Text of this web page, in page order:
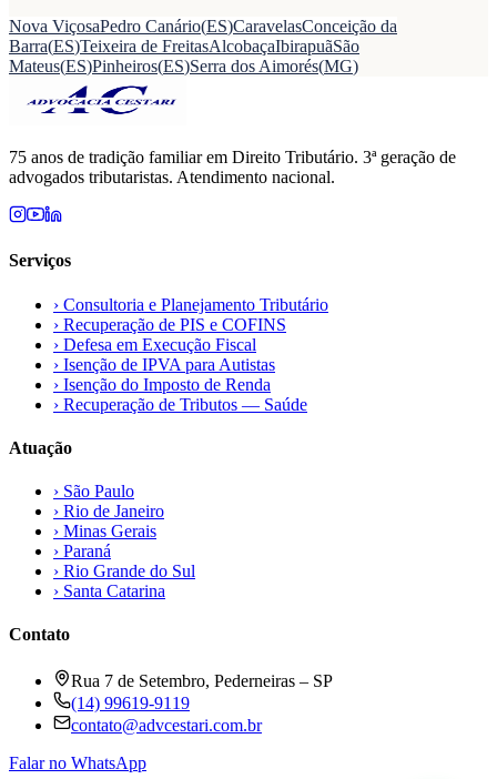
Nova ViçosaPedro Canário(ES)CaravelasConceição da
Barra(ES)Teixeira de FreitasAlcobaçaIbirapuãSão
Mateus(ES)Pinheiros(ES)Serra dos Aimorés(MG)
75 anos de tradição familiar em Direito Tributário. 3ª geração de
advogados tributaristas. Atendimento nacional.
Serviços
› Consultoria e Planejamento Tributário
› Recuperação de PIS e COFINS
› Defesa em Execução Fiscal
› Isenção de IPVA para Autistas
› Isenção do Imposto de Renda
› Recuperação de Tributos — Saúde
Atuação
› São Paulo
› Rio de Janeiro
› Minas Gerais
› Paraná
› Rio Grande do Sul
› Santa Catarina
Contato
Rua 7 de Setembro, Pederneiras – SP
(14) 99619-9119
contato@advcestari.com.br
Falar no WhatsApp